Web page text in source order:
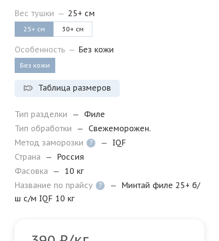
Вес тушки — 25+ см
25+ см 30+ см
Особенность — Без кожи
Без кожи
Таблица размеров
Тип разделки —
Филе
Тип обработки
—
Свежеморожен.
Метод заморозки
? —
IQF
Страна
—
Россия
Фасовка
—
10 кг
Название по прайсу
? —
Минтай филе 25+ б/
ш с/м IQF 10 кг